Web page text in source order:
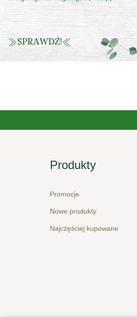
Produkty
Promocje
Nowe produkty
Najczęściej kupowane